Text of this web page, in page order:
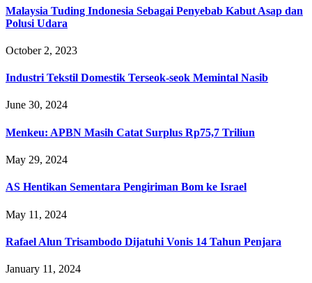
Malaysia Tuding Indonesia Sebagai Penyebab Kabut Asap dan
Polusi Udara
October 2, 2023
Industri Tekstil Domestik Terseok-seok Memintal Nasib
June 30, 2024
Menkeu: APBN Masih Catat Surplus Rp75,7 Triliun
May 29, 2024
AS Hentikan Sementara Pengiriman Bom ke Israel
May 11, 2024
Rafael Alun Trisambodo Dijatuhi Vonis 14 Tahun Penjara
January 11, 2024